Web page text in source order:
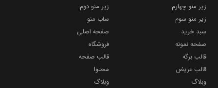
زیر منو چهارم
زیر منو دوم
زیر منو سوم
ساب منو
سبد خرید
صفحه اصلی
صفحه نمونه
فروشگاه
قالب برگه
قالب صفحه
قالب عریض
محتوا
وبلاگ
وبلاگ